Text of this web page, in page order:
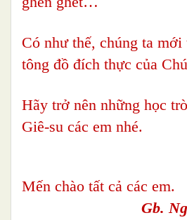
Có như thế, chúng ta mới
tông đồ đích thực của
Hãy trở nên những học
Giê-su các em nhé.
Mến chào tất cả các em.
Gb.